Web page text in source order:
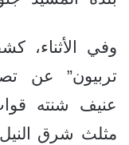
وفي الأثناء،
تربيون” عن
عنيف شنته
مثلث شرق